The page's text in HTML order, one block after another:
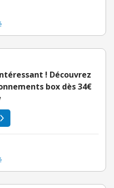
! Découvrez
box dès 34€